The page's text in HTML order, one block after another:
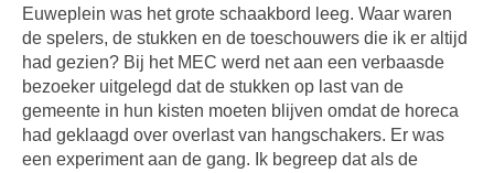
Euweplein was het grote schaakbord leeg. Waar waren
de spelers, de stukken en de toeschouwers die ik er altijd
had gezien? Bij het MEC werd net aan een verbaasde
bezoeker uitgelegd dat de stukken op last van de
gemeente in hun kisten moeten blijven omdat de horeca
had geklaagd over overlast van hangschakers. Er was
een experiment aan de gang. Ik begreep dat als de